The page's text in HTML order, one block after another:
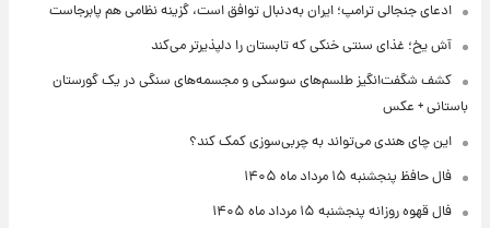
ادعای جنجالی ترامپ؛ ایران به‌دنبال توافق است، گزینه نظامی هم پابرجاست
آش یخ؛ غذای سنتی خنکی که تابستان را دلپذیرتر می‌کند
کشف شگفت‌انگیز طلسم‌های سوسکی و مجسمه‌های سنگی در یک گورستان
باستانی + عکس
این چای هندی می‌تواند به چربی‌سوزی کمک کند؟
فال حافظ پنجشنبه ۱۵ مرداد ماه ۱۴۰۵
فال قهوه روزانه پنجشنبه ۱۵ مرداد ماه ۱۴۰۵